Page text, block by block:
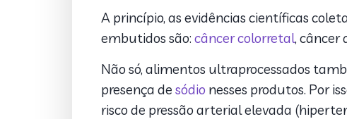
A princípio, as evidências científicas
embutidos são: câncer colorretal, câncer
Não só, alimentos ultraprocessados
presença de sódio nesses produtos. Por
risco de pressão arterial elevada